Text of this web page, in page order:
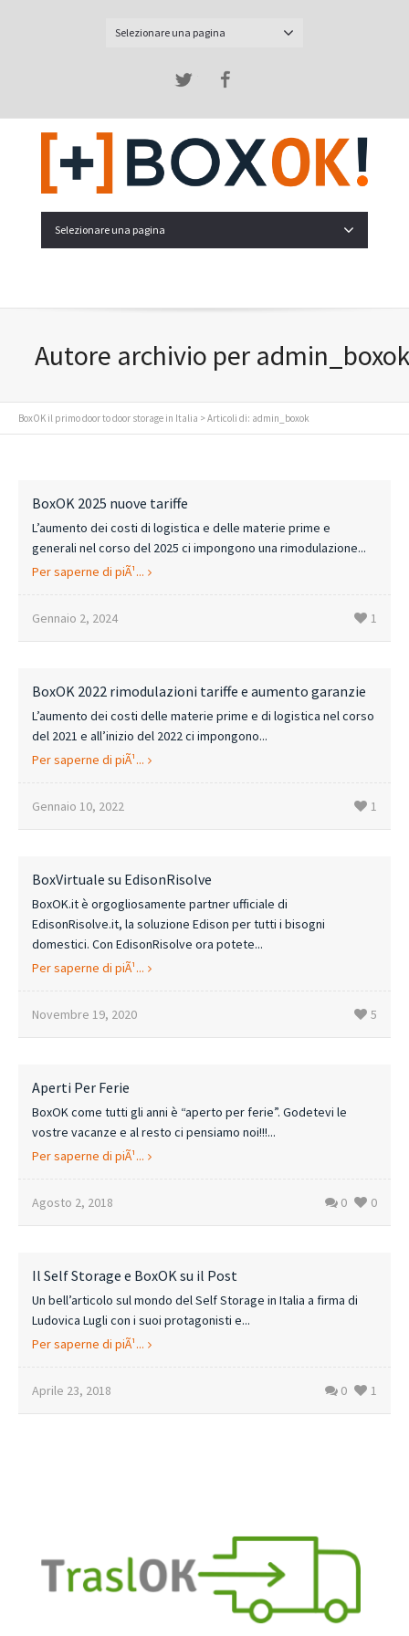
Selezionare una pagina
Twitter
Selezionare una pagina
Autore archivio per
BoxOK il primo door to door storage in Italia > Articoli di: admin_boxok
BoxOK 2025 nuove tariffe
L’aumento dei costi di logistica e delle materie prime e
generali nel corso del 2025 ci impongono una rimodulazione...
Per saperne di piÃ¹...
Gennaio 2, 2024 1
BoxOK 2022 rimodulazioni tariffe e aumento garanzie
L’aumento dei costi delle materie prime e di logistica nel corso
del 2021 e all’inizio del 2022 ci impongono...
Per saperne di piÃ¹...
Gennaio 10, 2022 1
BoxVirtuale su EdisonRisolve
BoxOK.it è orgogliosamente partner ufficiale di
EdisonRisolve.it, la soluzione Edison per tutti i bisogni
domestici. Con EdisonRisolve ora potete...
Per saperne di piÃ¹...
Novembre 19, 2020 5
Aperti Per Ferie
BoxOK come tutti gli anni è “aperto per ferie”. Godetevi le
vostre vacanze e al resto ci pensiamo noi!!!...
Per saperne di piÃ¹...
Agosto 2, 2018 0 0
Il Self Storage e BoxOK su il Post
Un bell’articolo sul mondo del Self Storage in Italia a firma di
Ludovica Lugli con i suoi protagonisti e...
Per saperne di piÃ¹...
Aprile 23, 2018 0 1